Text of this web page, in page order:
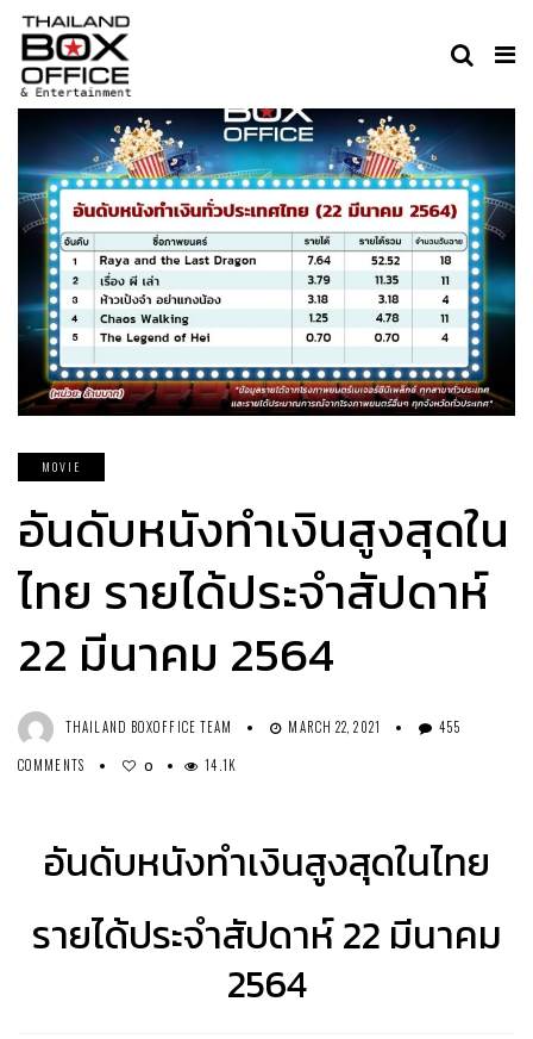
MOVIE
อันดับหนังทำเงินสูงสุดใน
ไทย รายได้ประจำสัปดาห์
22 มีนาคม 2564
THAILAND BOXOFFICE TEAM MARCH 22, 2021
455
COMMENTS
0 14.1K
อันดับหนังทำเงินสูงสุดในไทย
รายได้ประจำสัปดาห์ 22 มีนาคม
2564